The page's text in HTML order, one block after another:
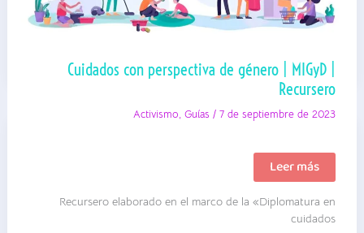
Cuidados con perspectiva de género | MIGyD |
Recursero
Activismo,Guías /7 de septiembre de 2023
Cuidados
con
perspectiva
de
género
Leer más
Recursero elaborado en el marco de la «Diplomatura en
cuidados